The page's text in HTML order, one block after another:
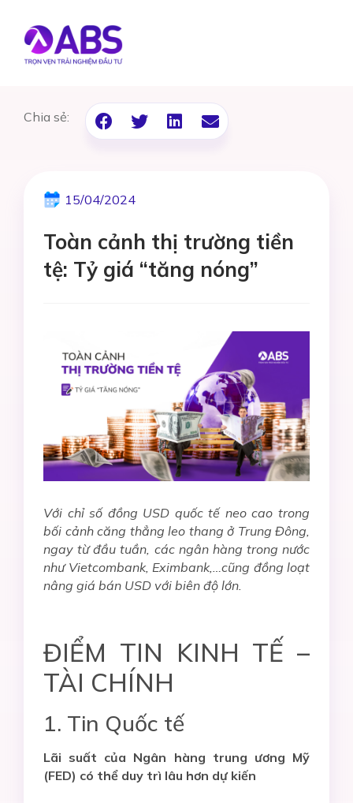
Chia sẻ:
15/04/2024
Toàn cảnh thị trường tiền
tệ: Tỷ giá “tăng nóng”
Với chỉ số đồng USD quốc tế neo cao trong
bối cảnh căng thẳng leo thang ở Trung Đông,
ngay từ đầu tuần, các ngân hàng trong nước
như Vietcombank, Eximbank,…cũng đồng loạt
nâng giá bán USD với biên độ lớn.
ĐIỂM TIN KINH TẾ –
TÀI CHÍNH
1. Tin Quốc tế
Lãi suất của Ngân hàng trung ương Mỹ
(FED) có thể duy trì lâu hơn dự kiến